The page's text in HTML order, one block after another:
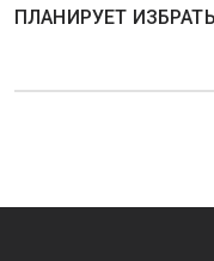
ПЛАНИРУЕТ